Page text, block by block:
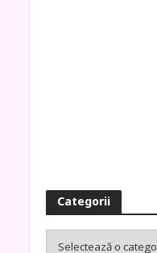
Categorii